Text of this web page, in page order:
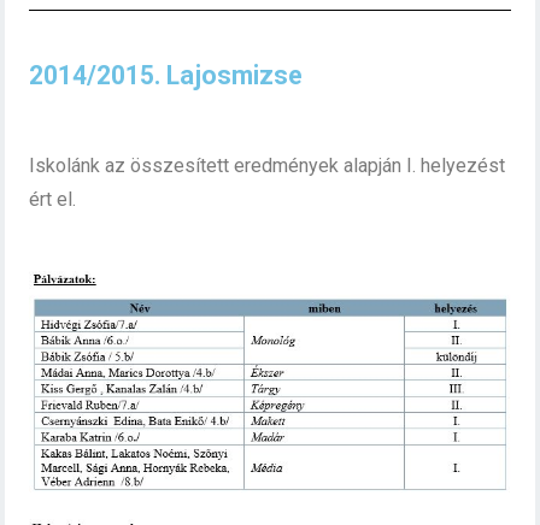
2014/2015. Lajosmizse
Iskolánk az összesített eredmények alapján I. helyezést
ért el.